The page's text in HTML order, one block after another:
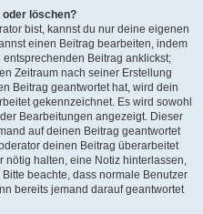
oder löschen?
bist, kannst du nur deine eigenen
einen Beitrag bearbeiten, indem
entsprechenden Beitrag anklickst;
Zeitraum nach seiner Erstellung
Beitrag geantwortet hat, wird dein
gekennzeichnet. Es wird sowohl
Bearbeitungen angezeigt. Dieser
auf deinen Beitrag geantwortet
deinen Beitrag überarbeitet
nötig halten, eine Notiz hinterlassen,
beachte, dass normale Benutzer
bereits jemand darauf geantwortet